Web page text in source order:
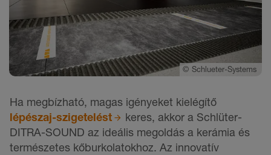
© Schlueter-Systems
Ha megbízható, magas igényeket kielégítő
lépészaj-szigetelést
keres, akkor a Schlüter-
DITRA-SOUND az ideális megoldás a kerámia és
természetes kőburkolatokhoz. Az innovatív